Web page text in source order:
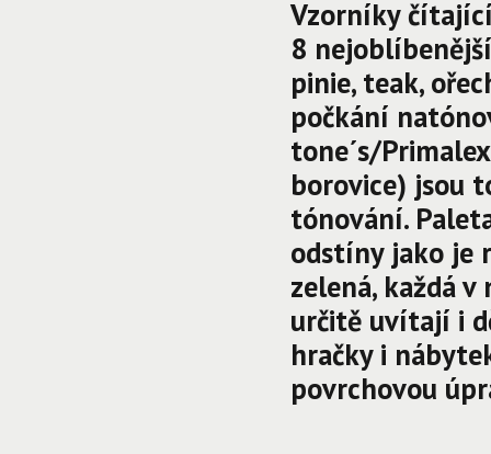
Vzorníky
8
pinie, teak,
počkání
tone´s/
borovice) jsou
tónování.
odstíny jako je
zelená, každá
určitě uvítají i
hračky i
povrchovou